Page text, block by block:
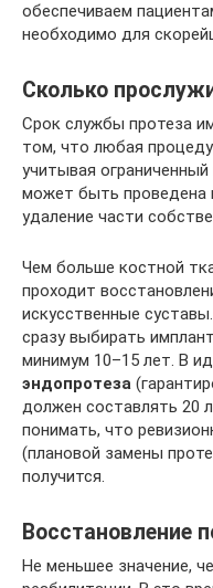
обеспечиваем
необходимо для
Сколько
Срок службы протеза
том, что любая
учитывая
может быть проведена
удаление части
Чем больше костной
проходит
искусственные
сразу выбирать
минимум 10–15 лет. В
эндопротеза
должен составлять 20
понимать, что
(плановой замены
получится.
Восстановление
Не меньшее значение,